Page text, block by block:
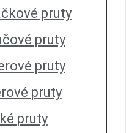
pruty
pruty
pruty
pruty
pruty